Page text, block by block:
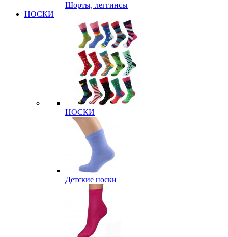
Шорты, леггинсы
НОСКИ
НОСКИ
Детские носки